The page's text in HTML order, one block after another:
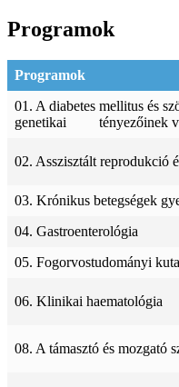
Programok
Programok
01. A diabetes mellitus és
genetikai tényezőinek
02. Asszisztált reprodukció
03. Krónikus betegségek
04. Gastroenterológia
05. Fogorvostudományi
06. Klinikai haematológia
08. A támasztó és mozgató